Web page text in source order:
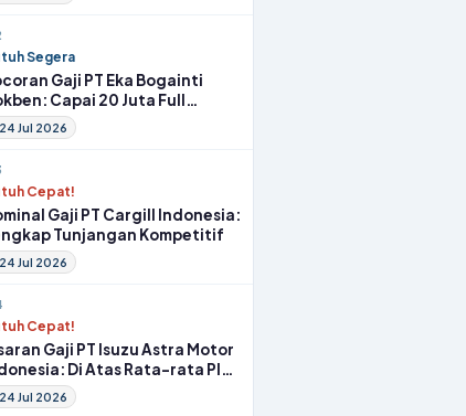
Segera
Gaji PT Eka Bogainti
Capai 20 Juta Full
24 Jul 2026
Cepat!
Gaji PT Cargill Indonesia:
Tunjangan Kompetitif
24 Jul 2026
Cepat!
Gaji PT Isuzu Astra Motor
Di Atas Rata-rata Plus
24 Jul 2026